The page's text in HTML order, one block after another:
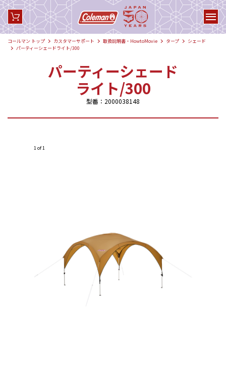
コールマン トップ カスタマーサポート 取扱説明書・HowtoMovie タープ
シェード
パーティーシェードライト/300
パーティーシェード
ライト/300
型番：2000038148
1 of 1